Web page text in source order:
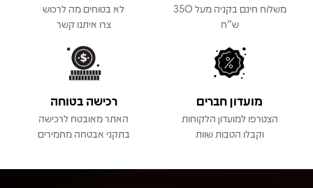
משלוח חינם בקניה מעל 350
ש"ח
לא בטוחים מה לרכוש
צרו איתנו קשר
מועדון חברים
הצטרפו למועדון הלקוחות
וקבלו הטבות שוות
רכישה בטוחה
האתר מאובטח לרכישה
בתקני אבטחה מחמירים